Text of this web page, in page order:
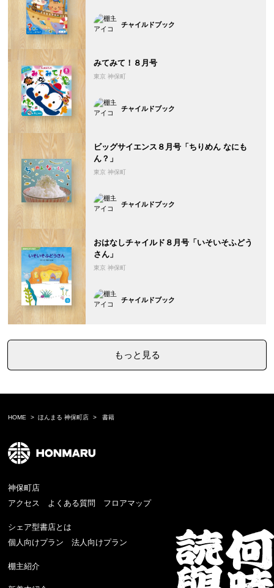
チャイルドブック
みてみて！８月号
東京 神保町
チャイルドブック
ビッグサイエンス８月号「ちりめん なにも
ん？」
東京 神保町
チャイルドブック
おはなしチャイルド８月号「いそいそふどう
さん」
東京 神保町
チャイルドブック
もっと見る
HOME ほんまる 神保町店 書籍
神保町店
アクセス
よくある質問 フロアマップ
シェア型書店とは
個人向けプラン
法人向けプラン
棚主紹介